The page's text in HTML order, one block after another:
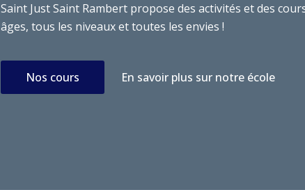
Saint Just Saint Rambert propose des activités et des
âges, tous les niveaux et toutes les envies !
Nos cours En savoir plus sur notre école